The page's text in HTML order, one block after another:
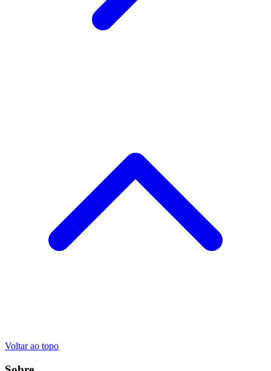
Voltar ao topo